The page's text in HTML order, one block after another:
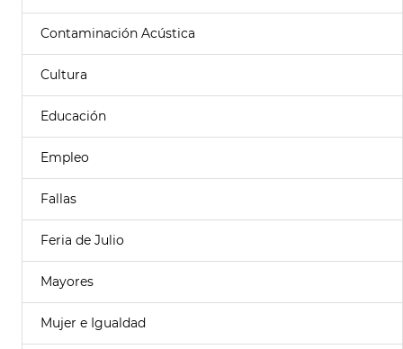
Contaminación Acústica
Cultura
Educación
Empleo
Fallas
Feria de Julio
Mayores
Mujer e Igualdad